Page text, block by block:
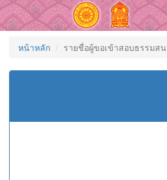
หน้าหลัก รายชื่อผู้ขอเข้าสอบธรรมส